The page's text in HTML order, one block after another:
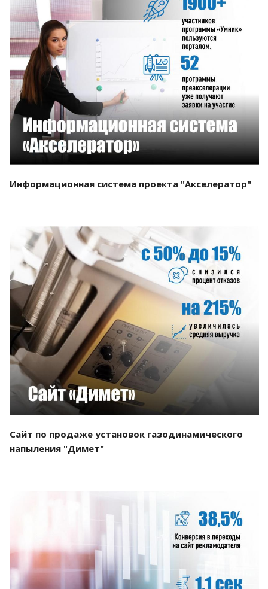
Смотреть проект
Информационная система проекта "Акселератор"
Смотреть проект
Сайт по продаже установок газодинамического
напыления "Димет"